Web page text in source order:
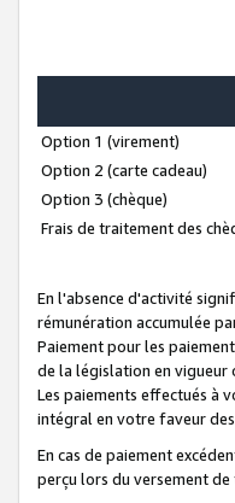
Option 1 (virement)
Option 2 (carte cadeau)
Option 3 (chèque)
Frais de traitement des
En l'absence d'activité
rémunération accumulée
Paiement pour les
de la législation en vigueur
Les paiements effectués à
intégral en votre faveur
En cas de paiement
perçu lors du versement